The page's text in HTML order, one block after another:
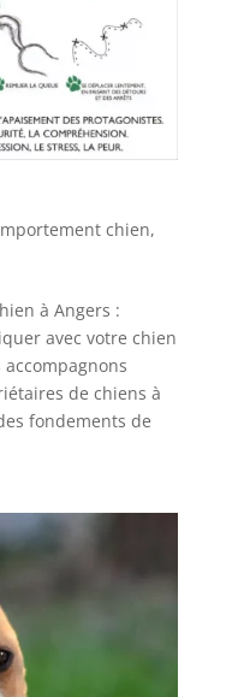
chien,
à Angers :
avec votre chien
accompagnons
de chiens à
fondements de